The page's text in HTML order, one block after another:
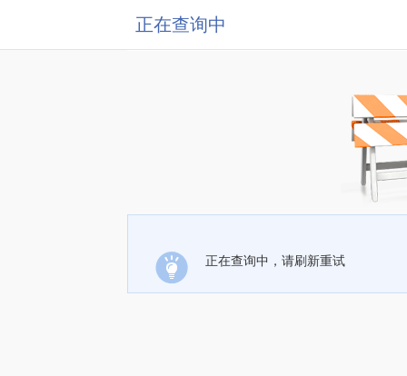
正在查询中
正在查询中，请刷新重试